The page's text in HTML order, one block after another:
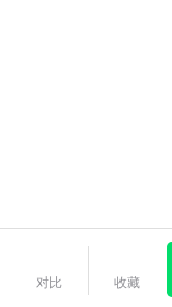
对比 收藏